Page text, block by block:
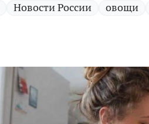
Новости России овощи